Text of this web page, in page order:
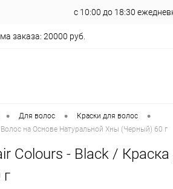
с 10:00 до 18:30
заказа: 20000 руб.
• Для волос • Краски для волос •
на Основе Натуральной Хны (Черный) 60 г
Colours - Black /